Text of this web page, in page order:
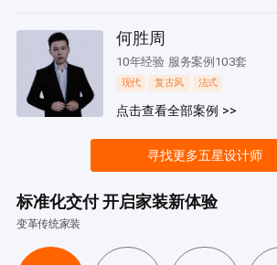
何胜周
10年经验 服务案例103套
现代 复古风 法式
点击查看全部案例 >>
寻找更多五星设计师
标准化交付 开启家装新体验
变革传统家装